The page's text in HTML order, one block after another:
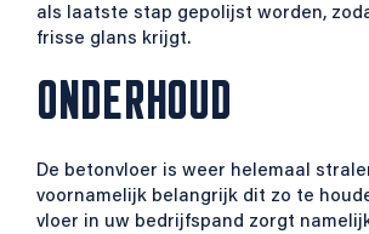
als laatste stap gepolijst worden,
frisse glans krijgt.
ONDERHOUD
De betonvloer is weer helemaal
voornamelijk belangrijk dit zo te
vloer in uw bedrijfspand zorgt